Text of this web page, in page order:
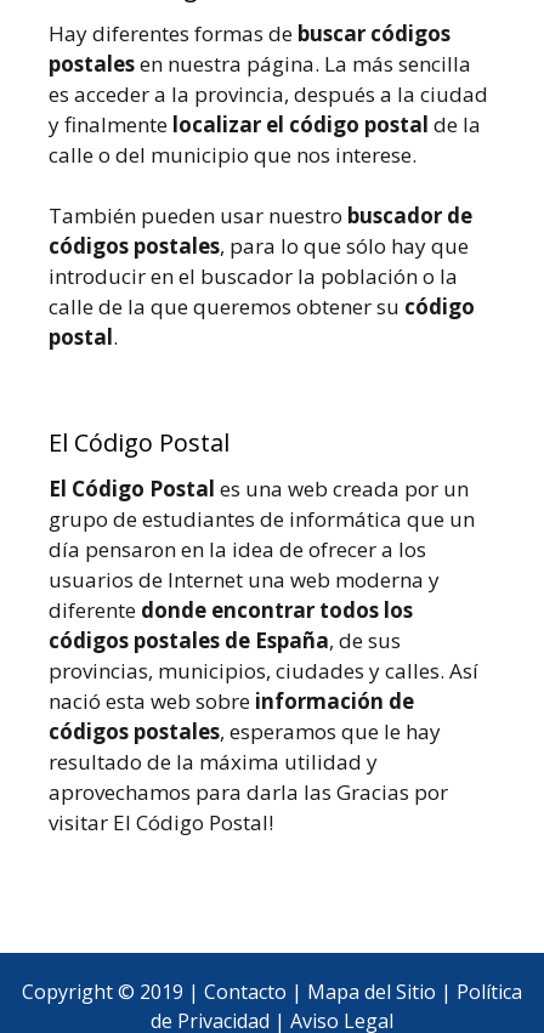
Hay diferentes formas de buscar códigos
postalesen nuestra página. La más sencilla
es acceder a la provincia, después a la ciudad
y finalmente localizar el código postal de la
calle o del municipio que nos interese.
También pueden usar nuestro buscador de
códigos postales, para lo que sólo hay que
introducir en el buscador la población o la
calle de la que queremos obtener su código
postal.
El Código Postal
El Código Postal es una web creada por un
grupo de estudiantes de informática que un
día pensaron en la idea de ofrecer a los
usuarios de Internet una web moderna y
diferente donde encontrar todos los
códigos postales de España, de sus
provincias, municipios, ciudades y calles. Así
nació esta web sobre información de
códigos postales, esperamos que le hay
resultado de la máxima utilidad y
aprovechamos para darla las Gracias por
visitar El Código Postal!
Copyright © 2019 | Contacto | Mapa del Sitio | Política
de Privacidad | Aviso Legal